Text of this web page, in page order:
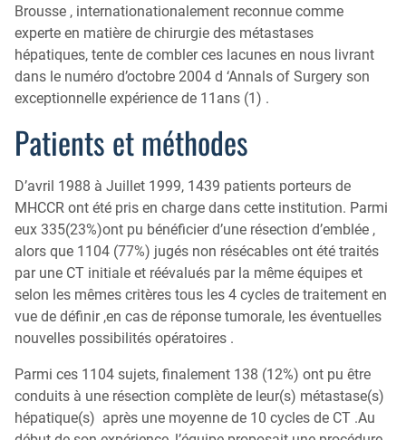
Brousse , internationationalement reconnue comme
experte en matière de chirurgie des métastases
hépatiques, tente de combler ces lacunes en nous livrant
dans le numéro d’octobre 2004 d ‘Annals of Surgery son
exceptionnelle expérience de 11ans (1) .
Patients et méthodes
D’avril 1988 à Juillet 1999, 1439 patients porteurs de
MHCCR ont été pris en charge dans cette institution. Parmi
eux 335(23%)ont pu bénéficier d’une résection d’emblée ,
alors que 1104 (77%) jugés non résécables ont été traités
par une CT initiale et réévalués par la même équipes et
selon les mêmes critères tous les 4 cycles de traitement en
vue de définir ,en cas de réponse tumorale, les éventuelles
nouvelles possibilités opératoires .
Parmi ces 1104 sujets, finalement 138 (12%) ont pu être
conduits à une résection complète de leur(s) métastase(s)
hépatique(s) après une moyenne de 10 cycles de CT .Au